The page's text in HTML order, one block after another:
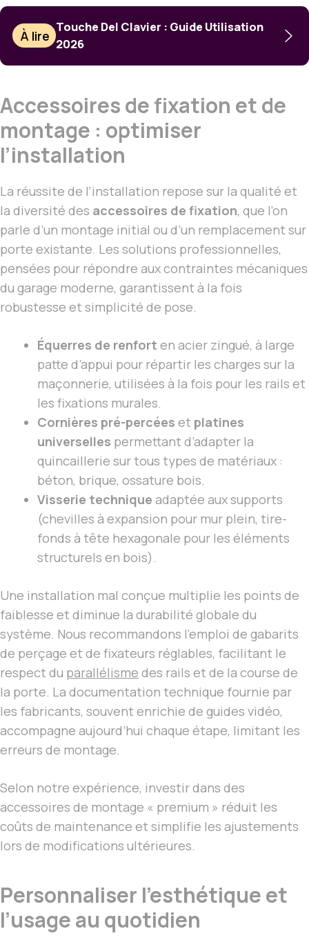
À lire
Touche Del Clavier : Guide Utilisation
2026
Accessoires de fixation et de
montage : optimiser
l’installation
La réussite de l’installation repose sur la qualité et
la diversité des accessoires de fixation, que l’on
parle d’un montage initial ou d’un remplacement sur
porte existante. Les solutions professionnelles,
pensées pour répondre aux contraintes mécaniques
du garage moderne, garantissent à la fois
robustesse et simplicité de pose.
Équerres de renfort en acier zingué, à large
patte d’appui pour répartir les charges sur la
maçonnerie, utilisées à la fois pour les rails et
les fixations murales.
Cornières pré-percées et platines
universelles permettant d’adapter la
quincaillerie sur tous types de matériaux :
béton, brique, ossature bois.
Visserie technique adaptée aux supports
(chevilles à expansion pour mur plein, tire-
fonds à tête hexagonale pour les éléments
structurels en bois).
Une installation mal conçue multiplie les points de
faiblesse et diminue la durabilité globale du
système. Nous recommandons l’emploi de gabarits
de perçage et de fixateurs réglables, facilitant le
respect du parallélisme des rails et de la course de
la porte. La documentation technique fournie par
les fabricants, souvent enrichie de guides vidéo,
accompagne aujourd’hui chaque étape, limitant les
erreurs de montage.
Selon notre expérience, investir dans des
accessoires de montage « premium » réduit les
coûts de maintenance et simplifie les ajustements
lors de modifications ultérieures.
Personnaliser l’esthétique et
l’usage au quotidien